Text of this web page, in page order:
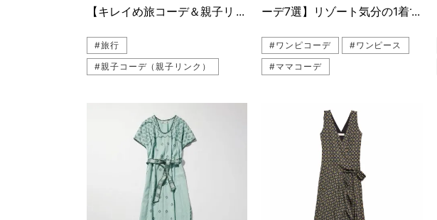
【キレイめ旅コーデ＆親子リン
#旅行
#親子コーデ（親子リンク）
#子連れ旅行
#薄色デニム
#女の子コーデ
#子連れコーデ
#子ども服（キッズ服）
#子連れお出かけコーデ
ーデ7選】リゾート気分の1着で
#ワンピコーデ
#ワンピース
#ママコーデ
#リゾートワンピ
#大人カジュアル